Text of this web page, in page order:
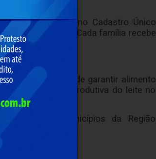
solo inscritas no Cadastro Único
de pobreza. Cada família recebe
de Minas. Além de garantir alimento
a cadeia produtiva do leite no
dos municípios da Região